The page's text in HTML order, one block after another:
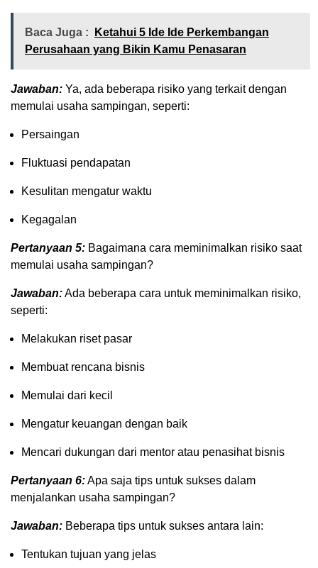
Baca Juga :
Ketahui 5 Ide Ide Perkembangan
Perusahaan yang Bikin Kamu Penasaran
Jawaban: Ya, ada beberapa risiko yang terkait dengan
memulai usaha sampingan, seperti:
Persaingan
Fluktuasi pendapatan
Kesulitan mengatur waktu
Kegagalan
Pertanyaan 5: Bagaimana cara meminimalkan risiko saat
memulai usaha sampingan?
Jawaban:Ada beberapa cara untuk meminimalkan risiko,
seperti:
Melakukan riset pasar
Membuat rencana bisnis
Memulai dari kecil
Mengatur keuangan dengan baik
Mencari dukungan dari mentor atau penasihat bisnis
Pertanyaan 6:Apa saja tips untuk sukses dalam
menjalankan usaha sampingan?
Jawaban: Beberapa tips untuk sukses antara lain:
Tentukan tujuan yang jelas